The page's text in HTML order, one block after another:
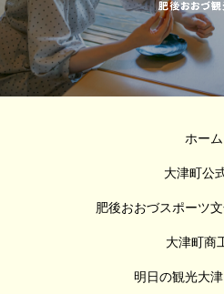
ホーム
大津町公
肥後おおづスポーツ
大津町商
明日の観光大